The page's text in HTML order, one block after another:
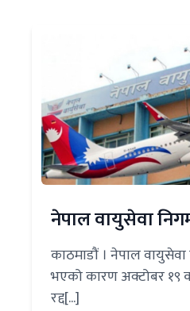
नेपाल वायुसेवा
काठमाडौं । नेपाल
भएको कारण अक्टोबर १९
रद्द[...]